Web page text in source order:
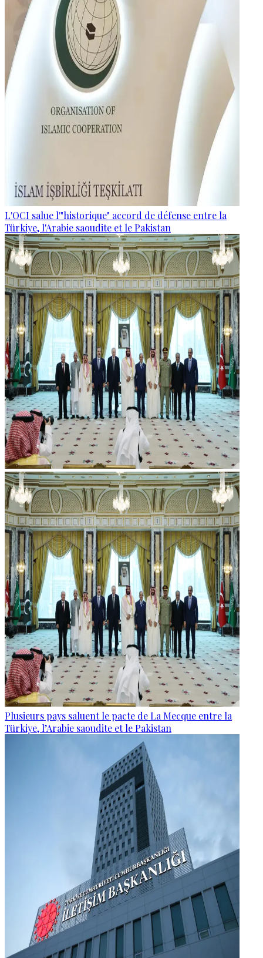
L'OCI salue l'"historique" accord de défense entre la
Türkiye, l'Arabie saoudite et le Pakistan
Plusieurs pays saluent le pacte de La Mecque entre la
Türkiye, l’Arabie saoudite et le Pakistan